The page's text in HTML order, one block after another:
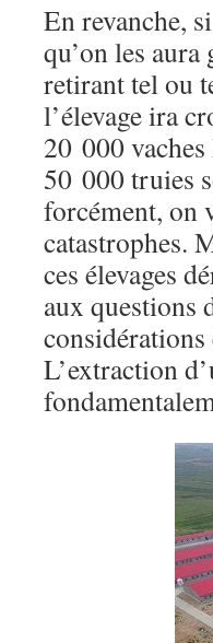
En revanche,
qu’on les
retirant tel ou
l’élevage ira
20 000
50 000 truies
forcément, on
catastrophes.
ces élevages
aux questions
L’extraction